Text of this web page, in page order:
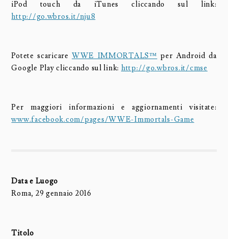
iPod touch da iTunes cliccando sul link:
http://go.wbros.it/nju8
Potete scaricareWWE IMMORTALS™ per Android da
Google Play cliccando sul link: http://go.wbros.it/cmse
Per maggiori informazioni e aggiornamenti visitate:
www.facebook.com/pages/WWE-Immortals-Game
Data e Luogo
Roma, 29 gennaio 2016
Titolo